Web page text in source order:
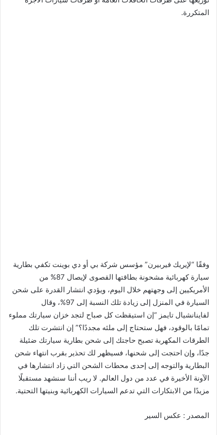
المتكررة.
وفقًا “لإيريك فيربيرن” مؤسس شركة بي أو دي بوينت تكفي بطارية
سيارة كهربائية مشحونة بطاقتها القصوى لإيصال 87% من
الأمريكيين إلى وجهتهم خلال اليوم، ويؤدي انتشار القدرة على شحن
السيارة في المنزل إلى زيادة تلك النسبة إلى 97%، وقال
لفاينانشيال تايمز “إن استيقظت كل صباح لتجد خزان سيارتك مملوء
تمامًا بالوقود، فهل ستحتاج إلى ملئه مجددًا؟” إن انتشرت تلك
الطرقات المكهربة تصبح حاجتك إلى شحن بطارية سيارتك ضئيلة
جدًا، وإن احتجت إلى شحنها، فسيظهر لك تحذير بقرب انتهاء شحن
البطارية والتوجه إلى إحدى محطات الشحن التي زاد انتشارها في
الآونة الأخيرة في عدد من دول العالم. لا ريب أننا سنشهد مستقبلًا
مزيدًا من الابتكارات التي تدعم السيارات الكهربائية وبنيتها التحتية.
المصدر : عكس السير